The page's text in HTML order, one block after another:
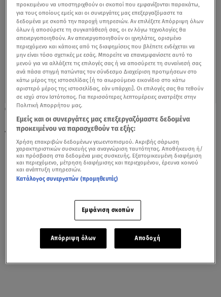
15.02.17, 18:42
Ένοχη η οδηγός που είχε παρασύρει και
τραυματίσει θανάσιμα την τροχονόμο στην
Κηφισίας
προκειμένου να υποστηριχθούν οι σκοποί που εμφανίζονται παρακάτω,
για τους οποίους εμείς και οι συνεργάτες μας επεξεργαζόμαστε τα
δεδομένα με σκοπό την παροχή υπηρεσιών. Αν επιλέξετε Απόρριψη όλων
όλων ή αποσύρετε τη συγκατάθεσή σας, οι εν λόγω τεχνολογίες θα
απενεργοποιηθούν. Αν απενεργοποιηθούν οι ιχνηλάτες, ορισμένο
περιεχόμενο και κάποιες από τις διαφημίσεις που βλέπετε ενδέχεται να
μην είναι τόσο σχετικές με εσάς. Μπορείτε να επανεμφανίσετε αυτό το
μενού για να αλλάξετε τις επιλογές σας ή να αποσύρετε τη συναίνεσή σας
ανά πάσα στιγμή πατώντας τον σύνδεσμο Διαχείριση προτιμήσεων στο
κάτω μέρος της ιστοσελίδας [ή το αιωρούμενο εικονίδιο στο κάτω
αριστερό μέρος της ιστοσελίδας, εάν υπάρχει]. Οι επιλογές σας θα τεθούν
σε ισχύ στον Ιστότοπος. Για περισσότερες λεπτομέρειες ανατρέξτε στην
Πολιτική Απορρήτου μας.
Εμείς και οι συνεργάτες μας επεξεργαζόμαστε δεδομένα
προκειμένου να παρασχεθούν τα εξής:
Χρήση επακριβών δεδομένων γεωεντοπισμού. Ακριβής σάρωση
χαρακτηριστικών συσκευής για αναγνώριση ταυτότητας. Αποθήκευση ή/
και πρόσβαση στα δεδομένα μιας συσκευής. Εξατομικευμένη διαφήμιση
και περιεχόμενο, μέτρηση διαφήμισης και περιεχομένου, έρευνα κοινού
και ανάπτυξη υπηρεσιών.
Κατάλογος συνεργατών (προμηθευτές)
Εμφάνιση σκοπών
Απόρριψη όλων Αποδοχή